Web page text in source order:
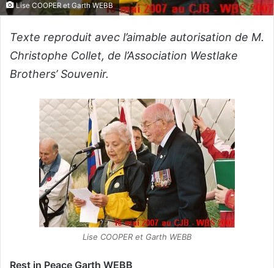
Lise COOPER et Garth WEBB
Texte reproduit avec l’aimable autorisation de M.
Christophe Collet, de l’Association Westlake
Brothers’ Souvenir.
Lise COOPER et Garth WEBB
Rest in Peace Garth WEBB